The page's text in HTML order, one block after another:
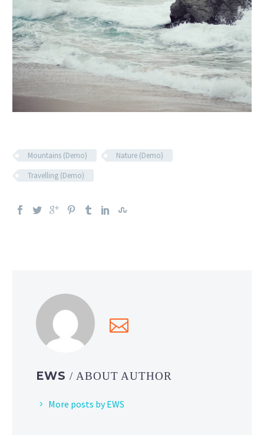
Mountains (Demo)
Nature (Demo)
Travelling (Demo)
EWS / ABOUT AUTHOR
More posts by EWS